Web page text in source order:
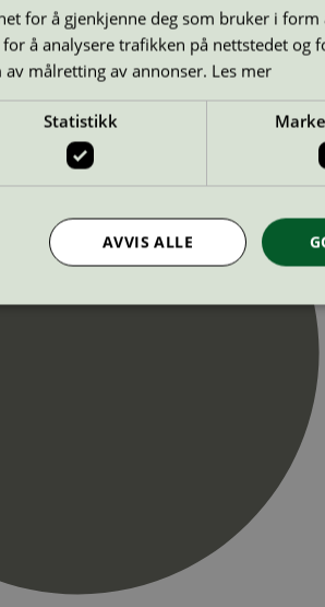
for å gjenkjenne deg som bruker i
å analysere trafikken på nettstedet og
målretting av annonser. Les mer
Statistikk
AVVIS ALLE
på nettstedet, som brukerinnlogging og
informasjonskapsler.
Cookien er satt slik at Hotjar kan spore
brukerens reise for et totalt antall
ingen identifiserbar informasjon.
54
Cookien er satt slik at Hotjar kan spore
brukerens reise for et totalt antall
ingen identifiserbar informasjon.